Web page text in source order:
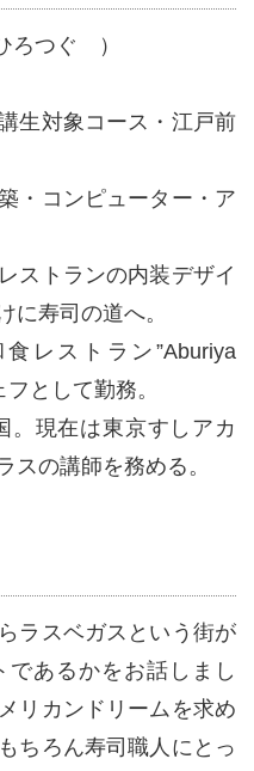
ろつぐ ）
生対象コース・江戸前
・コンピューター・ア
ストランの内装デザイ
に寿司の道へ。
レストラン”Aburiya
として勤務。
。現在は東京すしアカ
スの講師を務める。
ラスベガスという街が
あるかをお話しまし
リカンドリームを求め
ちろん寿司職人にとっ